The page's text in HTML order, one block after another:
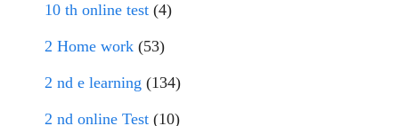
10 th online test (4)
2 Home work (53)
2 nd e learning (134)
2 nd online Test (10)